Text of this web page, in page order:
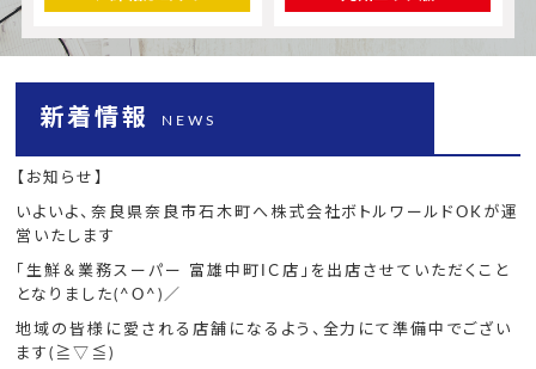
新着情報 NEWS
【お知らせ】
いよいよ、奈良県奈良市石木町へ株式会社ボトルワールドOKが運
営いたします
「生鮮＆業務スーパー 富雄中町IＣ店」を出店させていただくこと
となりました(^O^)／
地域の皆様に愛される店舗になるよう、全力にて準備中でござい
ます(≧▽≦)